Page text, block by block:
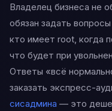
Владелец бизнеса не
обязан задать
кто имеет root, когда
что будет при
Ответы «всё
заказать экспресс-
сисадмина — это